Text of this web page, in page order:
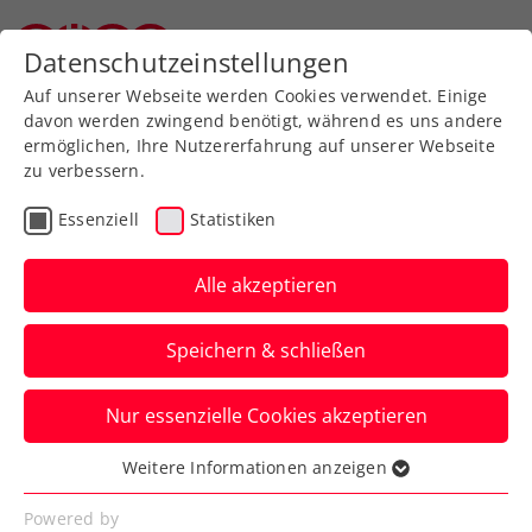
Aktuelle News
News filtern
Datenschutzeinstellungen
Auf unserer Webseite werden Cookies verwendet. Einige
davon werden zwingend benötigt, während es uns andere
ermöglichen, Ihre Nutzererfahrung auf unserer Webseite
zu verbessern.
Essenziell Statistiken
Alle akzeptieren
Speichern & schließen
Nur essenzielle Cookies akzeptieren
Essenziell
Essenzielle Cookies werden für grundlegende
Weitere Informationen anzeigen
Powered by